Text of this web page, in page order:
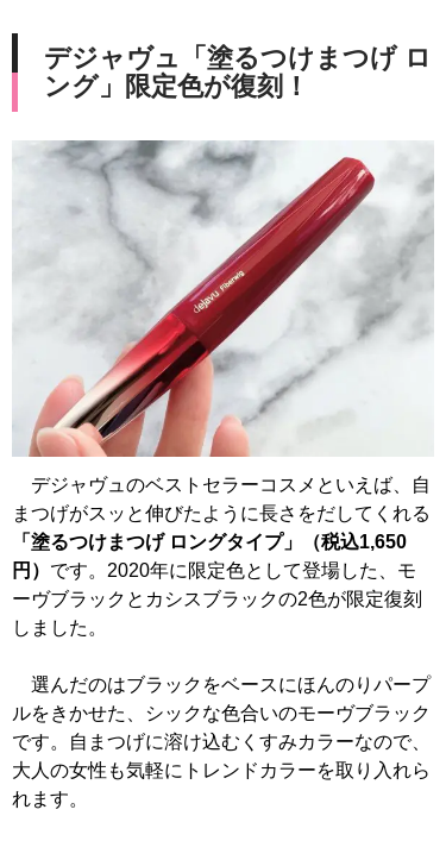
デジャヴュ「塗るつけまつげ ロ
ング」限定色が復刻！
デジャヴュのベストセラーコスメといえば、自
まつげがスッと伸びたように長さをだしてくれる
「塗るつけまつげ ロングタイプ」（税込1,650
円） です。2020年に限定色として登場した、モ
ーヴブラックとカシスブラックの2色が限定復刻
しました。
選んだのはブラックをベースにほんのりパープ
ルをきかせた、シックな色合いのモーヴブラック
です。自まつげに溶け込むくすみカラーなので、
大人の女性も気軽にトレンドカラーを取り入れら
れます。